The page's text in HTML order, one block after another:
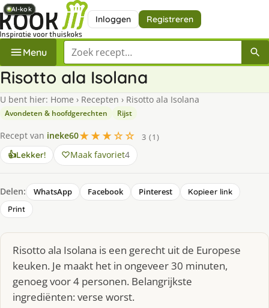
Inloggen Registreren
Menu Zoek een recept
Risotto ala Isolana
U bent hier: Home › Recepten › Risotto ala Isolana
Avondeten & hoofdgerechten Rijst
Recept van ineke60★★★☆☆
3 (1)
👍Lekker! Maak favoriet4
Delen: WhatsApp Facebook Pinterest
Kopieer link
Print
Risotto ala Isolana is een gerecht uit de Europese
keuken. Je maakt het in ongeveer 30 minuten,
genoeg voor 4 personen. Belangrijkste
ingrediënten: verse worst.
AI-kok
AI-kok
AI-kok
AI-kok
AI-kok
AI-kok
AI-kok